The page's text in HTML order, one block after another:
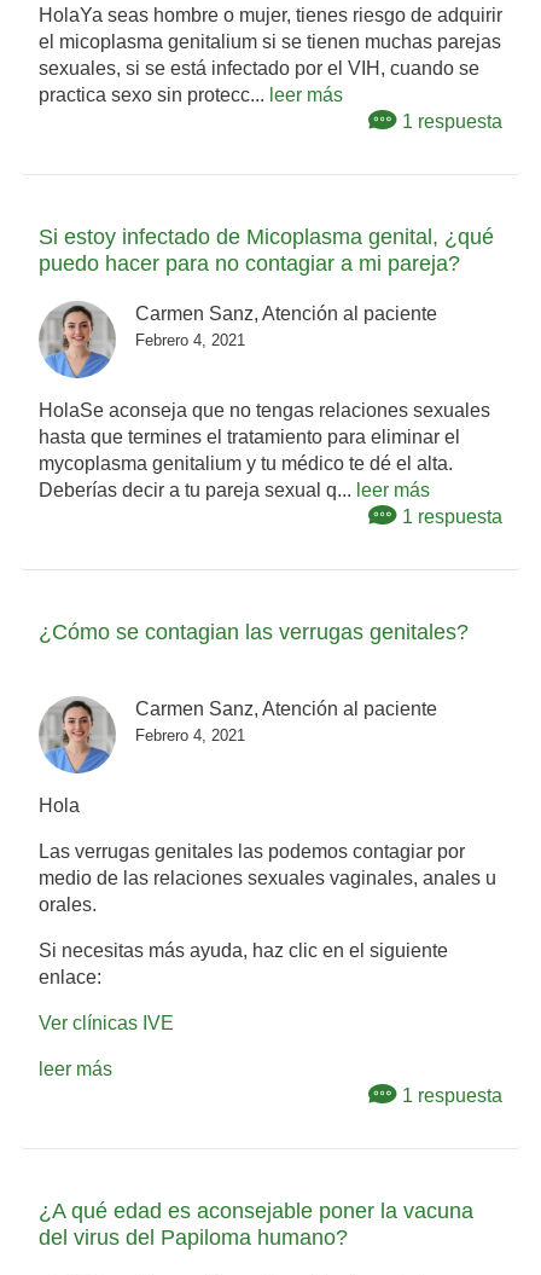
HolaYa seas hombre o mujer, tienes riesgo de adquirir
el micoplasma genitalium si se tienen muchas parejas
sexuales, si se está infectado por el VIH, cuando se
practica sexo sin protecc... leer más
1 respuesta
Si estoy infectado de Micoplasma genital, ¿qué
puedo hacer para no contagiar a mi pareja?
Carmen Sanz, Atención al paciente
Febrero 4, 2021
HolaSe aconseja que no tengas relaciones sexuales
hasta que termines el tratamiento para eliminar el
mycoplasma genitalium y tu médico te dé el alta.
Deberías decir a tu pareja sexual q... leer más
1 respuesta
¿Cómo se contagian las verrugas genitales?
Carmen Sanz, Atención al paciente
Febrero 4, 2021
Hola
Las verrugas genitales las podemos contagiar por
medio de las relaciones sexuales vaginales, anales u
orales.
Si necesitas más ayuda, haz clic en el siguiente
enlace:
Ver clínicas IVE
leer más
1 respuesta
¿A qué edad es aconsejable poner la vacuna
del virus del Papiloma humano?